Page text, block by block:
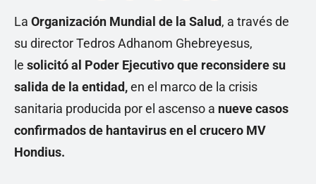
La Organización Mundial de la Salud, a través de
su director Tedros Adhanom Ghebreyesus,
le solicitó al Poder Ejecutivo que reconsidere su
salida de la entidad,en el marco de la crisis
sanitaria producida por el ascenso a nueve casos
confirmados de hantavirus en el crucero MV
Hondius.